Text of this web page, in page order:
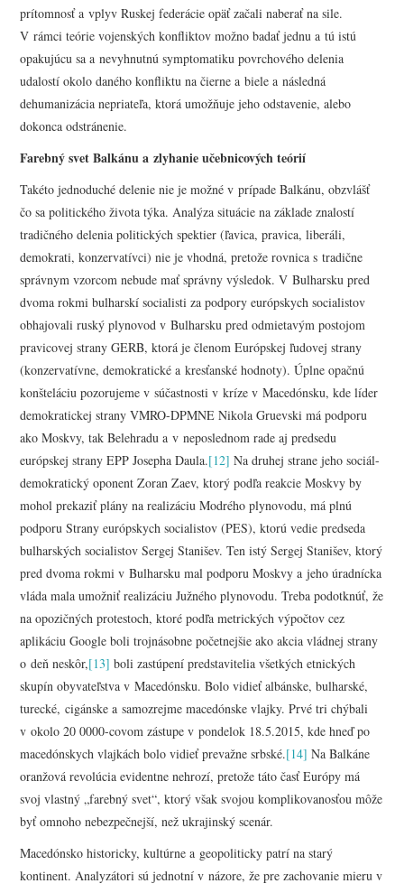
prítomnosť a vplyv Ruskej federácie opäť začali naberať na sile.
V rámci teórie vojenských konfliktov možno badať jednu a tú istú
opakujúcu sa a nevyhnutnú symptomatiku povrchového delenia
udalostí okolo daného konfliktu na čierne a biele a následná
dehumanizácia nepriateľa, ktorá umožňuje jeho odstavenie, alebo
dokonca odstránenie.
Farebný svet Balkánu a zlyhanie učebnicových teórií
Takéto jednoduché delenie nie je možné v prípade Balkánu, obzvlášť
čo sa politického života týka. Analýza situácie na základe znalostí
tradičného delenia politických spektier (ľavica, pravica, liberáli,
demokrati, konzervatívci) nie je vhodná, pretože rovnica s tradične
správnym vzorcom nebude mať správny výsledok. V Bulharsku pred
dvoma rokmi bulharskí socialisti za podpory európskych socialistov
obhajovali ruský plynovod v Bulharsku pred odmietavým postojom
pravicovej strany GERB, ktorá je členom Európskej ľudovej strany
(konzervatívne, demokratické a kresťanské hodnoty). Úplne opačnú
konšteláciu pozorujeme v súčastnosti v kríze v Macedónsku, kde líder
demokratickej strany VMRO-DPMNE Nikola Gruevski má podporu
ako Moskvy, tak Belehradu a v neposlednom rade aj predsedu
európskej strany EPP Josepha Daula.[12] Na druhej strane jeho sociál-
demokratický oponent Zoran Zaev, ktorý podľa reakcie Moskvy by
mohol prekaziť plány na realizáciu Modrého plynovodu, má plnú
podporu Strany európskych socialistov (PES), ktorú vedie predseda
bulharských socialistov Sergej Stanišev. Ten istý Sergej Stanišev, ktorý
pred dvoma rokmi v Bulharsku mal podporu Moskvy a jeho úradnícka
vláda mala umožniť realizáciu Južného plynovodu. Treba podotknúť, že
na opozičných protestoch, ktoré podľa metrických výpočtov cez
aplikáciu Google boli trojnásobne početnejšie ako akcia vládnej strany
o deň neskôr,[13] boli zastúpení predstavitelia všetkých etnických
skupín obyvateľstva v Macedónsku. Bolo vidieť albánske, bulharské,
turecké, cigánske a samozrejme macedónske vlajky. Prvé tri chýbali
v okolo 20 0000-covom zástupe v pondelok 18.5.2015, kde hneď po
macedónskych vlajkách bolo vidieť prevažne srbské.[14] Na Balkáne
oranžová revolúcia evidentne nehrozí, pretože táto časť Európy má
svoj vlastný „farebný svet“, ktorý však svojou komplikovanosťou môže
byť omnoho nebezpečnejší, než ukrajinský scenár.
Macedónsko historicky, kultúrne a geopoliticky patrí na starý
kontinent. Analyzátori sú jednotní v názore, že pre zachovanie mieru v